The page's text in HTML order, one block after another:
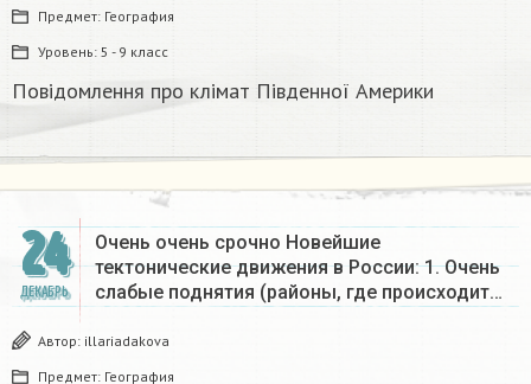
Предмет: География
Уровень: 5 - 9 класс
Повідомлення про клімат Південної Америки
24
ДЕКАБРЬ
Очень очень срочно Новейшие
тектонические движения в России: 1. Очень
слабые поднятия (районы, где происходит…
Автор: illariadakova
Предмет: География